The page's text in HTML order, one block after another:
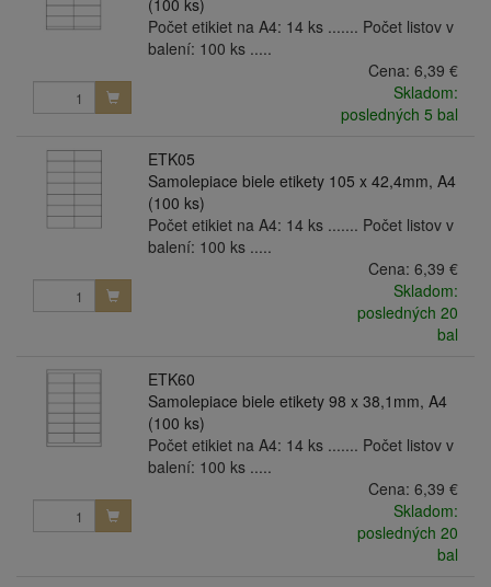
(100 ks)
Počet etikiet na A4: 14 ks ....... Počet listov v
balení: 100 ks .....
Cena: 6,39 €
Skladom:
posledných 5 bal
ETK05
Samolepiace biele etikety 105 x 42,4mm, A4
(100 ks)
Počet etikiet na A4: 14 ks ....... Počet listov v
balení: 100 ks .....
Cena: 6,39 €
Skladom:
posledných 20
bal
ETK60
Samolepiace biele etikety 98 x 38,1mm, A4
(100 ks)
Počet etikiet na A4: 14 ks ....... Počet listov v
balení: 100 ks .....
Cena: 6,39 €
Skladom:
posledných 20
bal